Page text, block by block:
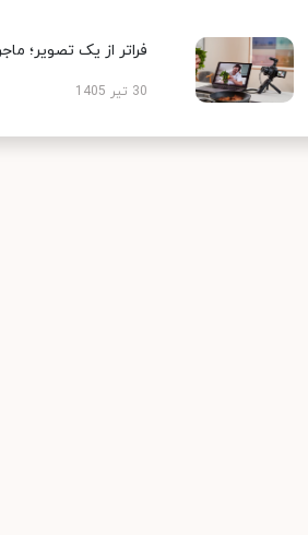
فراتر از یک تصویر؛
30 تیر 1405